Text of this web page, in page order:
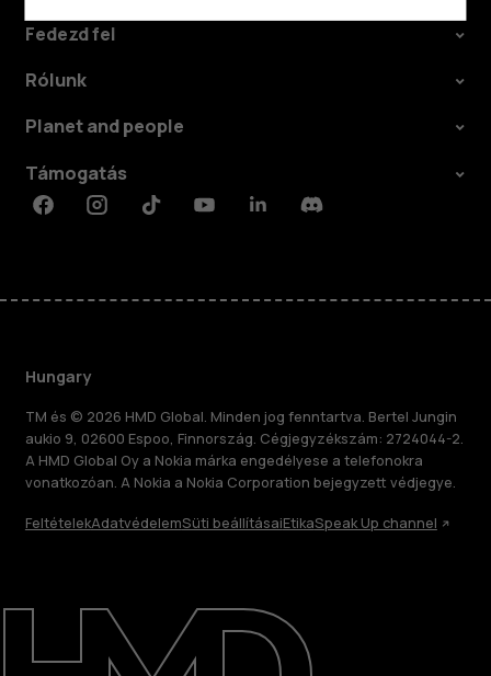
Rólunk
Javítás, újrafelhasználás, újrahasznosítás
Fedezd fel
Rólunk
Planet and people
Támogatás
FacebookInstagramTiktokYoutubeLinkedinDiscord
Hungary
TM és © 2026 HMD Global. Minden jog fenntartva. Bertel Jungin
aukio 9, 02600 Espoo, Finnország. Cégjegyzékszám: 2724044-2.
A HMD Global Oy a Nokia márka engedélyese a telefonokra
vonatkozóan. A Nokia a Nokia Corporation bejegyzett védjegye.
FeltételekAdatvédelemSüti beállításaiEtikaSpeak Up channel